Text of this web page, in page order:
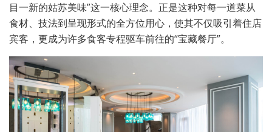
目一新的姑苏美味”这一核心理念。正是这种对每一道菜从
食材、技法到呈现形式的全方位用心，使其不仅吸引着住店
宾客，更成为许多食客专程驱车前往的“宝藏餐厅”。